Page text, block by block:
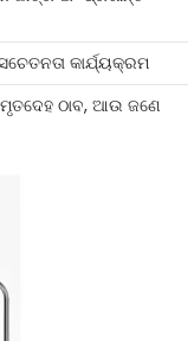
କାର୍ଯ୍ୟକ୍ରମ
ଠାବ, ଆଉ ଜଣେ